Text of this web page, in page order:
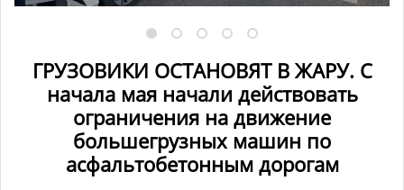
ГРУЗОВИКИ ОСТАНОВЯТ В ЖАРУ. С
начала мая начали действовать
ограничения на движение
большегрузных машин по
асфальтобетонным дорогам